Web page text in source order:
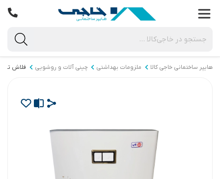
هایپر ساختمانی خاجی‌ کالا ملزومات بهداشتی چینی آلات و روشویی فلاش